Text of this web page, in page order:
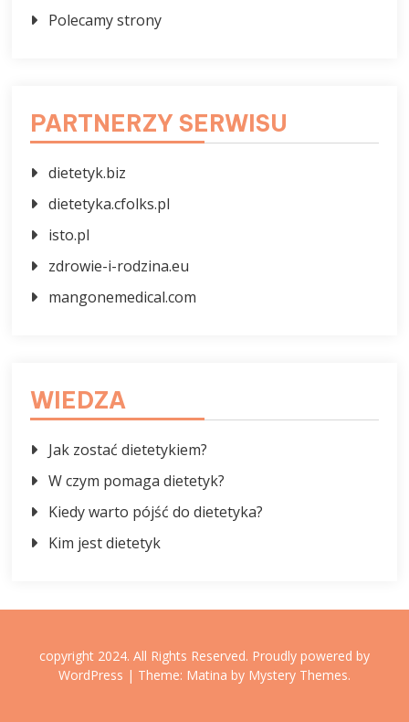
Polecamy strony
PARTNERZY SERWISU
dietetyk.biz
dietetyka.cfolks.pl
isto.pl
zdrowie-i-rodzina.eu
mangonemedical.com
WIEDZA
Jak zostać dietetykiem?
W czym pomaga dietetyk?
Kiedy warto pójść do dietetyka?
Kim jest dietetyk
copyright 2024. All Rights Reserved. Proudly powered by
WordPress | Theme: Matina by Mystery Themes.